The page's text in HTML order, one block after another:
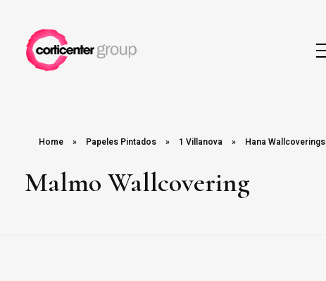
Home » Papeles Pintados » 1 Villanova » Hana Wallcoverings
Malmo Wallcovering